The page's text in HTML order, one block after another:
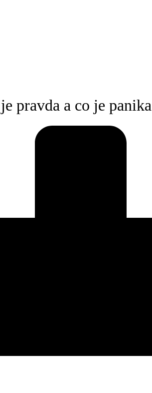
pravda a co je panika